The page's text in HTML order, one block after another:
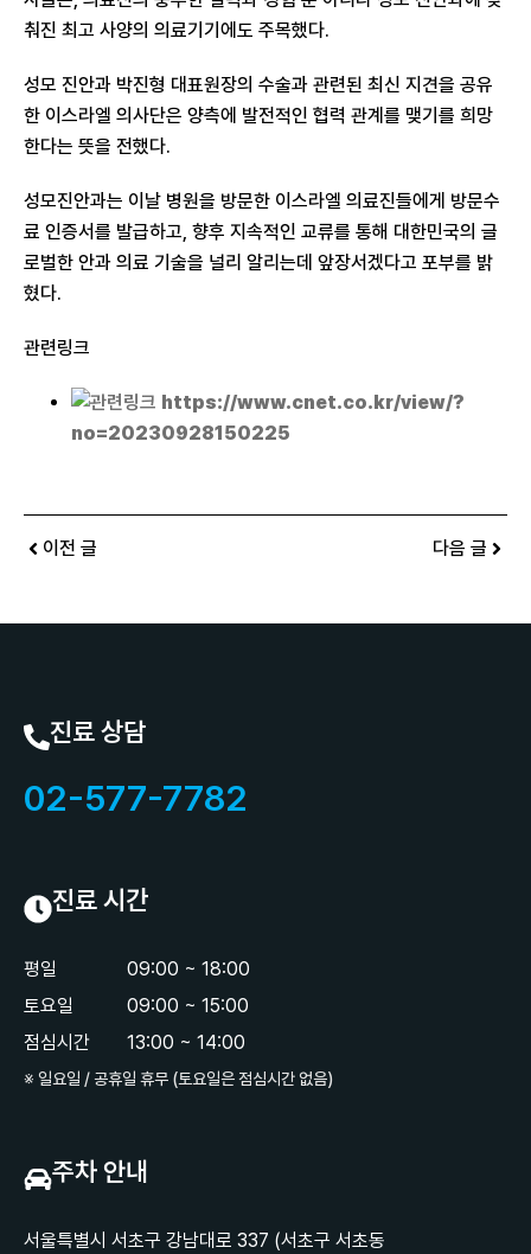
춰진 최고 사양의 의료기기에도 주목했다.
성모 진안과 박진형 대표원장의 수술과 관련된 최신 지견을 공유
한 이스라엘 의사단은 양측에 발전적인 협력 관계를 맺기를 희망
한다는 뜻을 전했다.
성모진안과는 이날 병원을 방문한 이스라엘 의료진들에게 방문수
료 인증서를 발급하고, 향후 지속적인 교류를 통해 대한민국의 글
로벌한 안과 의료 기술을 널리 알리는데 앞장서겠다고 포부를 밝
혔다.
관련링크
https://www.cnet.co.kr/view/?
no=20230928150225
이전 글 다음 글
진료 상담
02-577-7782
진료 시간
평일
토요일
점심시간
09:00 ~ 18:00
09:00 ~ 15:00
13:00 ~ 14:00
※ 일요일 / 공휴일 휴무 (토요일은 점심시간 없음)
주차 안내
서울특별시 서초구 강남대로 337 (서초구 서초동